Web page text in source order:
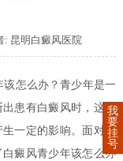
: 昆明白癜风医院
怎么办？青少年是一
患有白癜风时，这个
一定的影响。面对这
癜风青少年该怎么办
我
要
挂
号